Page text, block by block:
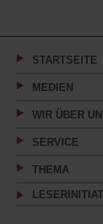
STARTSEITE
MEDIEN
WIR ÜBER
SERVICE
THEMA